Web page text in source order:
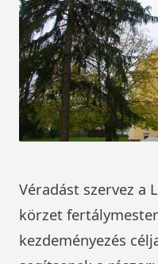
Véradást szervez a
körzet
kezdeményezés